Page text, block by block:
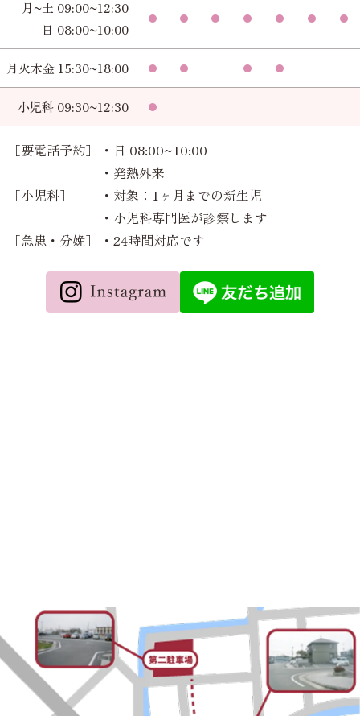
月~土 09:00~12:30
日 08:00~10:00
月火木金 15:30~18:00
小児科 09:30~12:30
［要電話予約］
・日 08:00~10:00
・発熱外来
［小児科］
・対象：1ヶ月までの新生児
・小児科専門医が診察します
［急患・分娩］
・24時間対応です